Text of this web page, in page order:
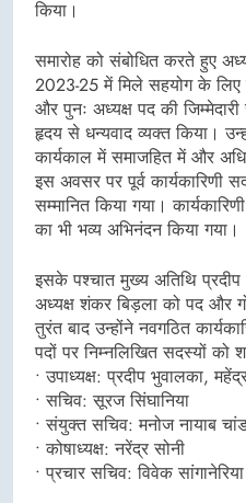
किया।
समारोह को संबोधित करते हुए
2023-25 में मिले सहयोग के
और पुनः अध्यक्ष पद की
हृदय से धन्यवाद व्यक्त किया।
कार्यकाल में समाजहित में और
इस अवसर पर पूर्व कार्यकारिणी
सम्मानित किया गया।
का भी भव्य अभिनंदन किया गया।
इसके पश्चात मुख्य अतिथि प्रदीप
अध्यक्ष शंकर बिड़ला को पद और
तुरंत बाद उन्होंने नवगठित
पदों पर निम्नलिखित सदस्यों को
• उपाध्यक्ष: प्रदीप भुवालका,
• सचिव: सूरज सिंघानिया
• संयुक्त सचिव: मनोज नायाब
• कोषाध्यक्ष: नरेंद्र सोनी
• प्रचार सचिव: विवेक सांगानेरिया